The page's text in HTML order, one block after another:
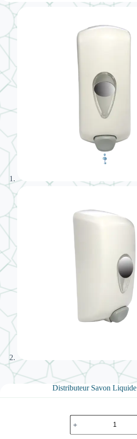
Distributeur Savon Liquide
quantité
de
Distributeur